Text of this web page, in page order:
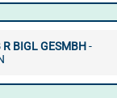
BIGL GESMBH-